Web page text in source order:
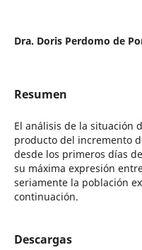
Dra. Doris Perdomo de
Resumen
El análisis de la situación
producto del incremento
desde los primeros días
su máxima expresión
seriamente la población
continuación.
Descargas